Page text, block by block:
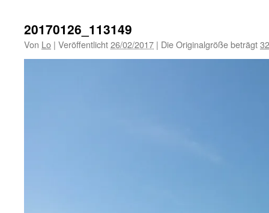
20170126_113149
Von Lo | Veröffentlicht26/02/2017 | Die Originalgröße beträgt